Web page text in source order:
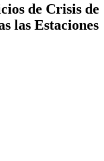
de Crisis de
las Estaciones